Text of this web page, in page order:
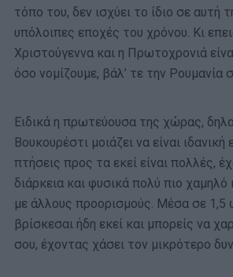
τόπο του, δεν ισχύει το ίδιο σε αυτή
υπόλοιπες εποχές του χρόνου. Κι
Χριστούγεννα και η Πρωτοχρονιά
όσο νομίζουμε, βάλ’ τε την Ρουμανία
Ειδικά η πρωτεύουσα της χώρας,
Βουκουρέστι μοιάζει να είναι ιδανική
πτήσεις προς τα εκεί είναι πολλές,
διάρκεια και φυσικά πολύ πιο
με άλλους προορισμούς. Μέσα σε 1,5
βρίσκεσαι ήδη εκεί και μπορείς να
σου, έχοντας χάσει τον μικρότερο